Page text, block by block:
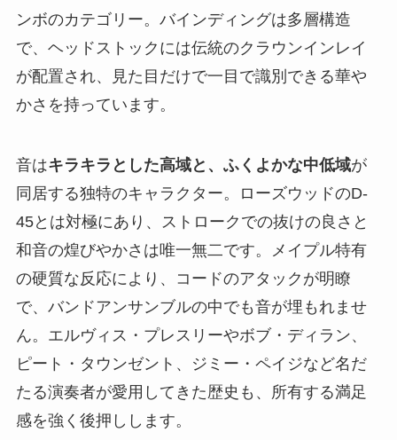
ンボのカテゴリー。バインディングは多層構造
で、ヘッドストックには伝統のクラウンインレイ
が配置され、見た目だけで一目で識別できる華や
かさを持っています。
音はキラキラとした高域と、ふくよかな中低域が
同居する独特のキャラクター。ローズウッドのD-
45とは対極にあり、ストロークでの抜けの良さと
和音の煌びやかさは唯一無二です。メイプル特有
の硬質な反応により、コードのアタックが明瞭
で、バンドアンサンブルの中でも音が埋もれませ
ん。エルヴィス・プレスリーやボブ・ディラン、
ピート・タウンゼント、ジミー・ペイジなど名だ
たる演奏者が愛用してきた歴史も、所有する満足
感を強く後押しします。